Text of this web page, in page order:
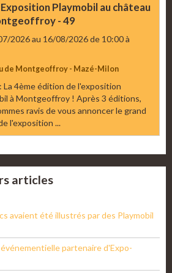
Playmobil au château
- 49
2026au 16/08/2026de 10:00à
de Montgeoffroy - Mazé-Milon
La 4ème édition de l'exposition
à Montgeoffroy ! Après 3 éditions,
ravis de vous annoncer le grand
l'exposition ...
articles
avaient été illustrés par des Playmobil
partenaire d'Expo-